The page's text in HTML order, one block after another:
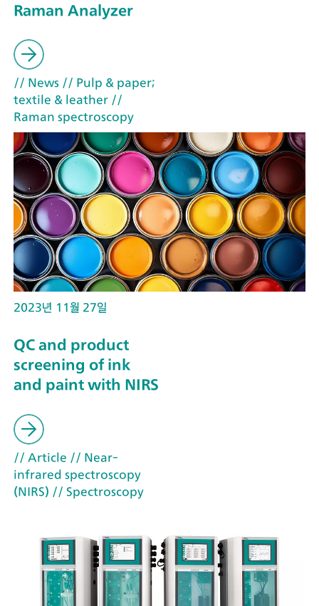
Raman Analyzer
// News // Pulp & paper;
textile & leather //
Raman spectroscopy
2023년 11월 27일
QC and product
screening of ink
and paint with NIRS
// Article // Near-
infrared spectroscopy
(NIRS) // Spectroscopy